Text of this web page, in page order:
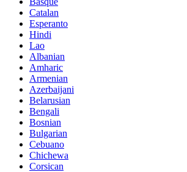
Catalan
Esperanto
Hindi
Lao
Albanian
Amharic
Armenian
Azerbaijani
Belarusian
Bengali
Bosnian
Bulgarian
Cebuano
Chichewa
Corsican